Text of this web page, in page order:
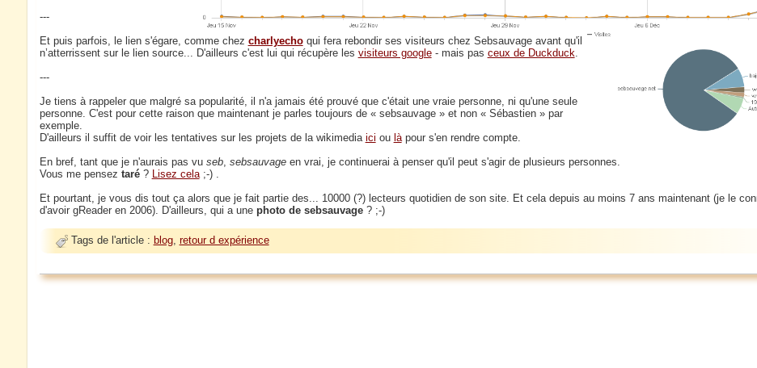
---
Et puis parfois, le lien s'égare, comme chez charlyechoqui fera rebondir ses visiteurs chez Sebsauvage avant qu'il
n’atterrissent sur le lien source... D'ailleurs c'est lui qui récupère les visiteurs google- mais pas ceux de Duckduck.
---
Je tiens à rappeler que malgré sa popularité, il n'a jamais été prouvé que c'était une vraie personne, ni qu'une seule
personne. C'est pour cette raison que maintenant je parles toujours de « sebsauvage » et non « Sébastien » par
exemple.
D'ailleurs il suffit de voir les tentatives sur les projets de la wikimedia ici ou làpour s'en rendre compte.
En bref, tant que je n'aurais pas vu seb, sebsauvage en vrai, je continuerai à penser qu'il peut s'agir de plusieurs personnes.
Vous me pensez taré ? Lisez cela;-) .
Et pourtant, je vous dis tout ça alors que je fait partie des... 10000 (?) lecteurs quotidien de son site. Et cela depuis au moins 7 ans maintenant (je le
d'avoir gReader en 2006). D'ailleurs, qui a une photo de sebsauvage? ;-)
Tags de l'article : blog, retour d expérience